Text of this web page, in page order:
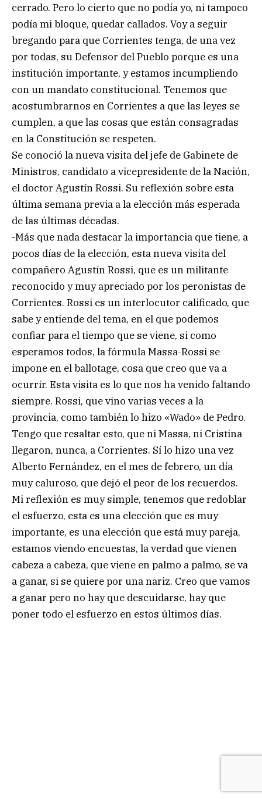
cerrado. Pero lo cierto que no podía yo, ni tampoco
podía mi bloque, quedar callados. Voy a seguir
bregando para que Corrientes tenga, de una vez
por todas, su Defensor del Pueblo porque es una
institución importante, y estamos incumpliendo
con un mandato constitucional. Tenemos que
acostumbrarnos en Corrientes a que las leyes se
cumplen, a que las cosas que están consagradas
en la Constitución se respeten.
Se conoció la nueva visita del jefe de Gabinete de
Ministros, candidato a vicepresidente de la Nación,
el doctor Agustín Rossi. Su reflexión sobre esta
última semana previa a la elección más esperada
de las últimas décadas.
-Más que nada destacar la importancia que tiene, a
pocos días de la elección, esta nueva visita del
compañero Agustín Rossi, que es un militante
reconocido y muy apreciado por los peronistas de
Corrientes. Rossi es un interlocutor calificado, que
sabe y entiende del tema, en el que podemos
confiar para el tiempo que se viene, si como
esperamos todos, la fórmula Massa-Rossi se
impone en el ballotage, cosa que creo que va a
ocurrir. Esta visita es lo que nos ha venido faltando
siempre. Rossi, que vino varias veces a la
provincia, como también lo hizo «Wado» de Pedro.
Tengo que resaltar esto, que ni Massa, ni Cristina
llegaron, nunca, a Corrientes. Sí lo hizo una vez
Alberto Fernández, en el mes de febrero, un día
muy caluroso, que dejó el peor de los recuerdos.
Mi reflexión es muy simple, tenemos que redoblar
el esfuerzo, esta es una elección que es muy
importante, es una elección que está muy pareja,
estamos viendo encuestas, la verdad que vienen
cabeza a cabeza, que viene en palmo a palmo, se va
a ganar, si se quiere por una nariz. Creo que vamos
a ganar pero no hay que descuidarse, hay que
poner todo el esfuerzo en estos últimos días.